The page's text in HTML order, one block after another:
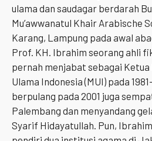
ulama dan saudagar berdarah
Mu’awwanatul Khair Arabische
Karang, Lampung pada awal
Prof. KH. Ibrahim seorang ahli
pernah menjabat sebagai
Ulama Indonesia (MUI) pada
berpulang pada 2001 juga
Palembang dan menyandang
Syarif Hidayatullah. Pun,